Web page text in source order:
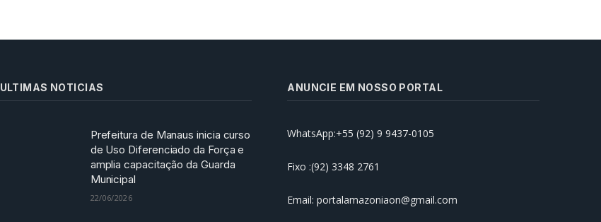
ULTIMAS NOTICIAS
Prefeitura de Manaus inicia curso
de Uso Diferenciado da Força e
amplia capacitação da Guarda
Municipal
22/06/2026
Prefeitura de Manaus realiza
15/06/2026
ANUNCIE EM NOSSO PORTAL
WhatsApp:+55 (92) 9 9437-0105
Fixo :(92) 3348 2761
Email: portalamazoniaon@gmail.com